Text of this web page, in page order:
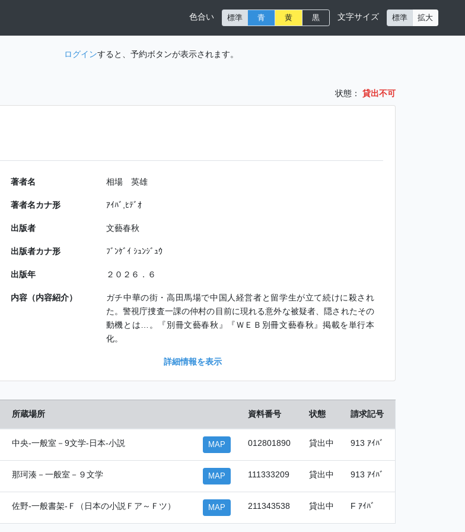
色合い 標準 青 黄 黒 文字サイズ 標準 拡大
ログインすると、予約ボタンが表示されます。
状態： 貸出不可
著者名 相場 英雄
著者名カナ形 ｱｲﾊﾞ,ﾋﾃﾞｵ
出版者 文藝春秋
出版者カナ形 ﾌﾞﾝｹﾞｲ ｼｭﾝｼﾞｭｳ
出版年 ２０２６．６
内容（内容紹介）
ガチ中華の街・高田馬場で中国人経営者と留学生が立て続けに殺され
た。警視庁捜査一課の仲村の目前に現れる意外な被疑者、隠されたその
動機とは…。『別冊文藝春秋』『ＷＥＢ別冊文藝春秋』掲載を単行本
化。
詳細情報を表示
所蔵場所 資料番号 状態 請求記号
中央-一般室－9文学-日本-小説 MAP 012801890 貸出中 913 ｱｲﾊﾞ
那珂湊－一般室－９文学 MAP 111333209 貸出中 913 ｱｲﾊﾞ
佐野-一般書架-Ｆ（日本の小説Ｆア～Ｆツ） MAP 211343538 貸出中 F ｱｲﾊﾞ